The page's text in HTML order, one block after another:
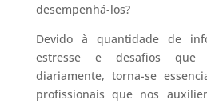
desempenhá-los?
Devido à quantidade de
estresse e desafios que
diariamente, torna-se
profissionais que nos